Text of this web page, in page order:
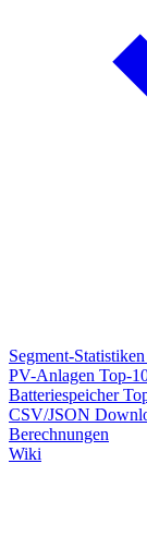
Segment-Statistiken
PV-Anlagen Top-
Batteriespeicher
CSV/JSON
Berechnungen
Wiki